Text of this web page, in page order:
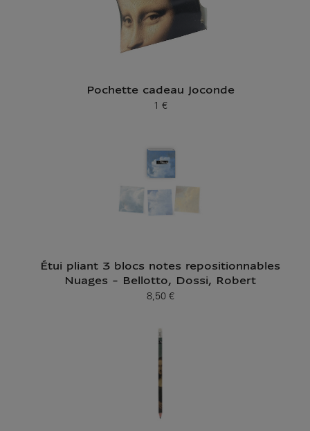
Pochette cadeau Joconde
Prix ​​actuel
1 €
Étui pliant 3 blocs notes repositionnables
Nuages - Bellotto, Dossi, Robert
Prix ​​actuel
8,50 €